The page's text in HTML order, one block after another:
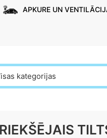
APKURE UN
kategorijas